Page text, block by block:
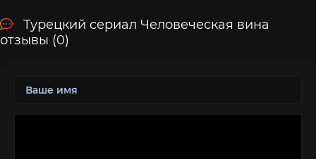
Турецкий сериал Человеческая вина
отзывы (0)